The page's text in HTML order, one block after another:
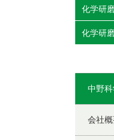
化学研
化学研
中野
会社